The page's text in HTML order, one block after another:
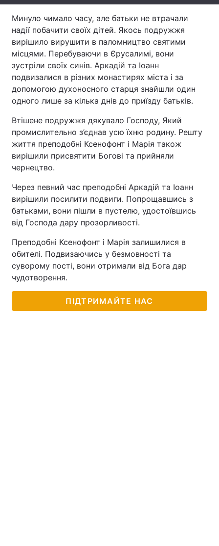
Послуги
Тема оформлення
Минуло чимало часу, але батьки не втрачали
надії побачити своїх дітей. Якось подружжя
вирішило вирушити в паломництво святими
місцями. Перебуваючи в Єрусалимі, вони
зустріли своїх синів. Аркадій та Іоанн
подвизалися в різних монастирях міста і за
допомогою духоносного старця знайшли один
одного лише за кілька днів до приїзду батьків.
Втішене подружжя дякувало Господу, Який
промислительно з’єднав усю їхню родину. Решту
життя преподобні Ксенофонт і Марія також
вирішили присвятити Богові та прийняли
чернецтво.
Через певний час преподобні Аркадій та Іоанн
вирішили посилити подвиги. Попрощавшись з
батьками, вони пішли в пустелю, удостоївшись
від Господа дару прозорливості.
Преподобні Ксенофонт і Марія залишилися в
обителі. Подвизаючись у безмовності та
суворому пості, вони отримали від Бога дар
чудотворення.
ПІДТРИМАЙТЕ НАС